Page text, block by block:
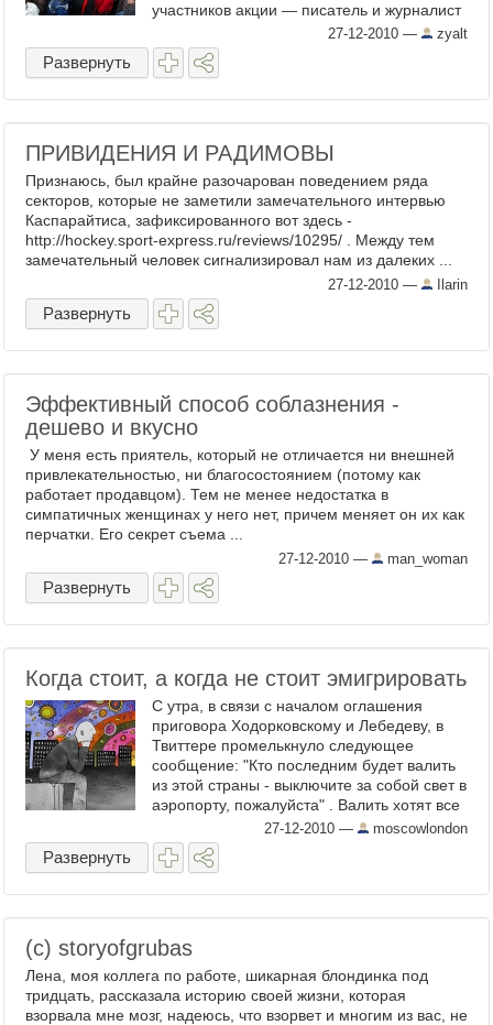
участников акции — писатель и журналист
Дмитрий Быков, писатель ...27-12-2010 — zyalt
Развернуть
ПРИВИДЕНИЯ И РАДИМОВЫ
Признаюсь, был крайне разочарован поведением ряда
секторов, которые не заметили замечательного интервью
Каспарайтиса, зафиксированного вот здесь -
http://hockey.sport-express.ru/reviews/10295/ . Между тем
замечательный человек сигнализировал нам из далеких ...
27-12-2010 — Ilarin
Развернуть
Эффективный способ соблазнения -
дешево и вкусно
У меня есть приятель, который не отличается ни внешней
привлекательностью, ни благосостоянием (потому как
работает продавцом). Тем не менее недостатка в
симпатичных женщинах у него нет, причем меняет он их как
перчатки. Его секрет съема ...
27-12-2010 — man_woman
Развернуть
Когда стоит, а когда не стоит эмигрировать
С утра, в связи с началом оглашения
приговора Ходорковскому и Лебедеву, в
Твиттере промелькнуло следующее
сообщение: "Кто последним будет валить
из этой страны - выключите за собой свет в
аэропорту, пожалуйста" . Валить хотят все
27-12-2010 — moscowlondon
Развернуть
(c) storyofgrubas
Лена, моя коллега по работе, шикарная блондинка под
тридцать, рассказала историю своей жизни, которая
взорвала мне мозг, надеюсь, что взорвет и многим из вас, не